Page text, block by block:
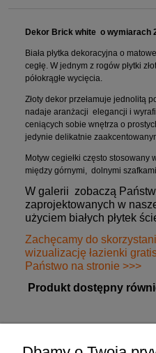
Dekor Brick white o wymiarach
Biała płytka dekoracyjna o
cegłę. W jednym z rogów płytki
półokrągłe wycięcia.
Złoty dekor przełamuje jednolitą
nadaje aranżacji elegancji i
ceniących sobie wnętrza o
jedynie delikatnie
Motyw cegiełki często stosowany
między górnymi, dolnymi
W galerii zobaczą
zaprojektowanych w
użyciem białych płytek
Zachęcamy do
wizualizację łazienki
Państwo na stronie >>>
Produkt dostępny